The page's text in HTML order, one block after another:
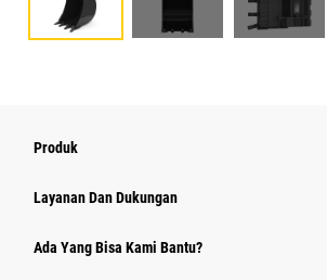
Produk
Layanan Dan Dukungan
Ada Yang Bisa Kami Bantu?